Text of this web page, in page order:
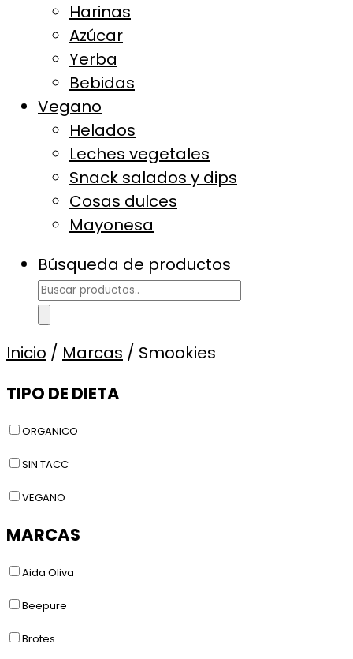
Harinas
Azúcar
Yerba
Bebidas
Vegano
Helados
Leches vegetales
Snack salados y dips
Cosas dulces
Mayonesa
Búsqueda de productos
Inicio / Marcas / Smookies
TIPO DE DIETA
ORGANICO
SIN TACC
VEGANO
MARCAS
Aida Oliva
Beepure
Brotes